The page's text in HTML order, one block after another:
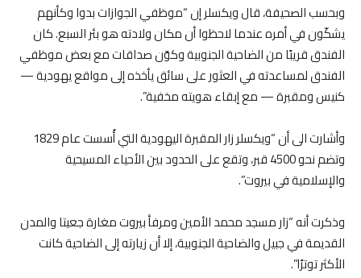
وبحسب الصحيفة، قال ويكسلر إن “موظفي الجوازات بدوا وكأنهم
يشكّون في أمره عندما لاحظوا أن مكان ولادته هو بئر السبع. كان
الفندق قريبًا من الضاحية الجنوبية وكوّن صداقات مع بعض موظفي
الفندق لمساعدته في العثور على سائق يأخذه إلى مواقع يهودية —
كنيس ومقبرة — مع إبقاء هويته مخفية”.
وأشارت الى أن “ويكسلر زار المقبرة اليهودية التي أُسست عام 1829
وتضم نحو 4500 قبر، وتقع على الحدود بين الأحياء المسيحية
والإسلامية في بيروت”.
وذكرت أنه “زار مسجد محمد الأمين ومرفأ بيروت مغارة جعيتا والمدن
القديمة في جبيل والضاحية الجنوبية، إلا أن زيارته إلى الضاحية كانت
الأكثر توترًا”.